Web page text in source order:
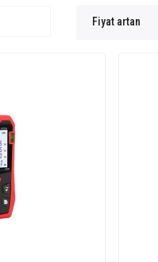
Fiyat artan